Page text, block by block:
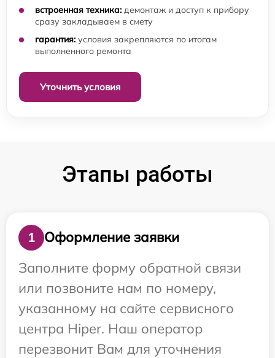
встроенная техника: демонтаж и доступ к прибору
сразу закладываем в смету
гарантия: условия закрепляются по итогам
выполненного ремонта
Уточнить условия
Этапы работы
1
Оформление заявки
Заполните форму обратной связи
или позвоните нам по номеру,
указанному на сайте сервисного
центра Hiper. Наш оператор
перезвонит Вам для уточнения